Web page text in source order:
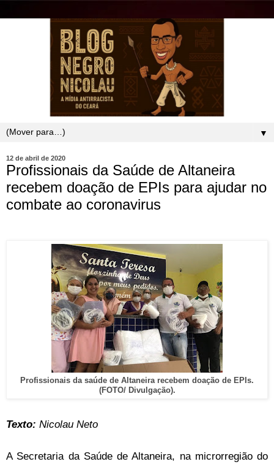
▼
12 de abril de 2020
Profissionais da Saúde de Altaneira
recebem doação de EPIs para ajudar no
combate ao coronavirus
Profissionais da saúde de Altaneira recebem doação de EPIs.
(FOTO/ Divulgação).
Texto: Nicolau Neto
A Secretaria da Saúde de Altaneira, na microrregião do